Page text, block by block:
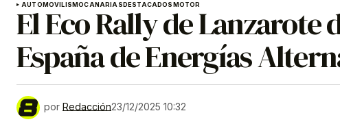
AUTOMOVILISMOCANARIASDESTACADOSMOTOR
El Eco Rally de Lanzarote
España de Energías
por Redacción23/12/2025 10:32